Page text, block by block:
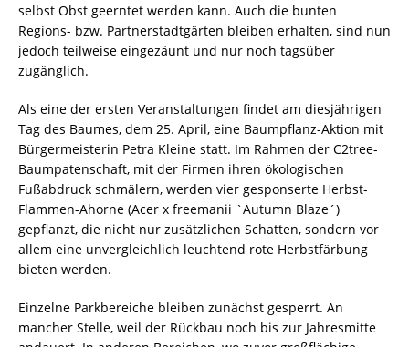
selbst Obst geerntet werden kann. Auch die bunten
Regions- bzw. Partnerstadtgärten bleiben erhalten, sind nun
jedoch teilweise eingezäunt und nur noch tagsüber
zugänglich.
Als eine der ersten Veranstaltungen findet am diesjährigen
Tag des Baumes, dem 25. April, eine Baumpflanz-Aktion mit
Bürgermeisterin Petra Kleine statt. Im Rahmen der C2tree-
Baumpatenschaft, mit der Firmen ihren ökologischen
Fußabdruck schmälern, werden vier gesponserte Herbst-
Flammen-Ahorne (Acer x freemanii `Autumn Blaze´)
gepflanzt, die nicht nur zusätzlichen Schatten, sondern vor
allem eine unvergleichlich leuchtend rote Herbstfärbung
bieten werden.
Einzelne Parkbereiche bleiben zunächst gesperrt. An
mancher Stelle, weil der Rückbau noch bis zur Jahresmitte